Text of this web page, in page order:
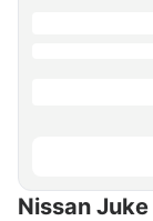
Nissan Juke